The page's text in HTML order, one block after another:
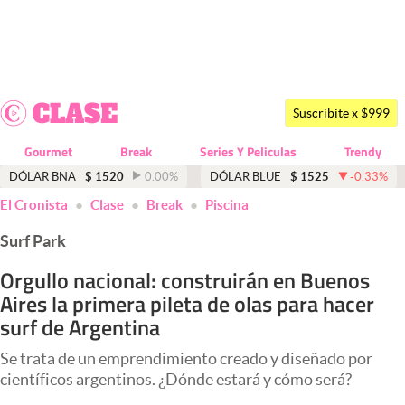
Dólar
Economía y Política
Finanzas y Mercados
Mercados Online
Negocios
Columnistas
Apertura
Suscribite x $999
Gourmet Break Series Y Peliculas Trendy
DÓLAR BNA $ 1520 0.00% DÓLAR BLUE $ 1525 -0.33%
El Cronista Clase Break Piscina
Surf Park
Orgullo nacional: construirán en Buenos
Aires la primera pileta de olas para hacer
surf de Argentina
Se trata de un emprendimiento creado y diseñado por
científicos argentinos. ¿Dónde estará y cómo será?